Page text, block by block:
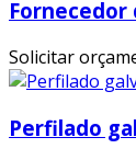
Solicitar
Perfilado